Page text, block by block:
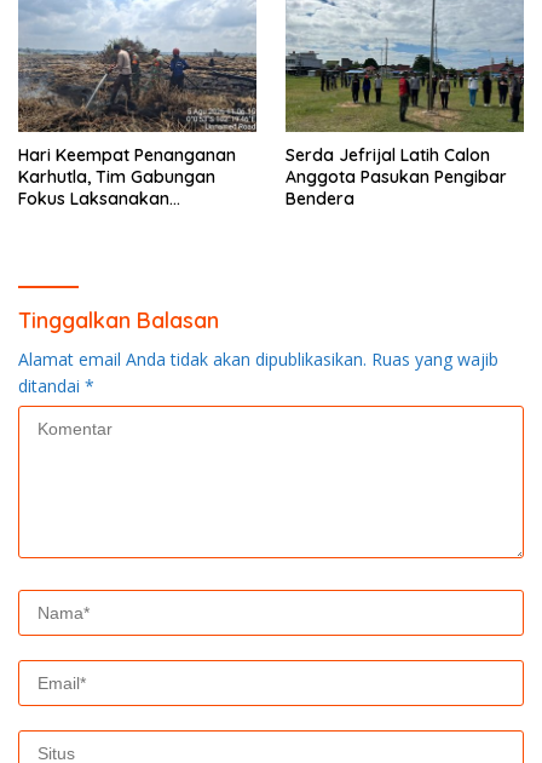
Hari Keempat Penanganan
Karhutla, Tim Gabungan
Fokus Laksanakan
Serda Jefrijal Latih Calon
Anggota Pasukan Pengibar
Bendera
Tinggalkan Balasan
Alamat email Anda tidak akan dipublikasikan. Ruas yang wajib
ditandai *